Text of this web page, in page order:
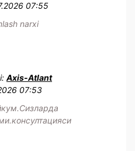
07:55
narxi
Axis-Atlant
07:53